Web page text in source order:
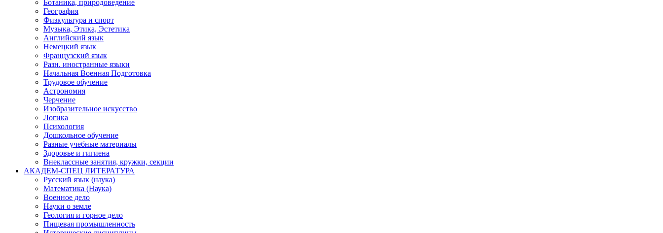
Ботаника, природоведение
География
Физкультура и спорт
Музыка, Этика, Эстетика
Английский язык
Немецкий язык
Французский язык
Разн. иностранные языки
Начальная Военная Подготовка
Трудовое обучение
Астрономия
Черчение
Изобразительное искусство
Логика
Психология
Дошкольное обучение
Разные учебные материалы
Здоровье и гигиена
Внеклассные занятия, кружки, секции
АКАДЕМ-СПЕЦ ЛИТЕРАТУРА
Русский язык (наука)
Математика (Наука)
Военное дело
Науки о земле
Геология и горное дело
Пищевая промышленность